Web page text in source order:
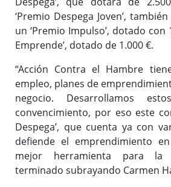
‘Premio Despega Joven’,
un ‘Premio Impulso’, dotado con
Emprende’, dotado de 1.000 €.
“Acción Contra el Hambre
empleo, planes de
negocio. Desarrollamos
convencimiento, por eso este
Despega’, que cuenta ya con
defiende el emprendimiento
mejor herramienta para la
terminado subrayando Carmen